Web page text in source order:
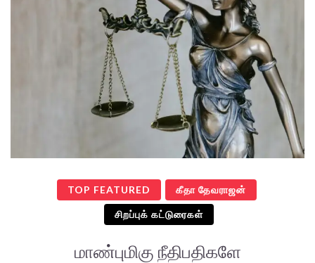
TOP FEATURED கீதா தேவராஜன்
சிறப்புக் கட்டுரைகள்
மாண்புமிகு நீதிபதிகளே